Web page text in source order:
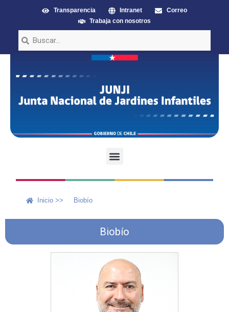
Transparencia Intranet
Correo
Trabaja con nosotros
Inicio >> Biobío
Biobío